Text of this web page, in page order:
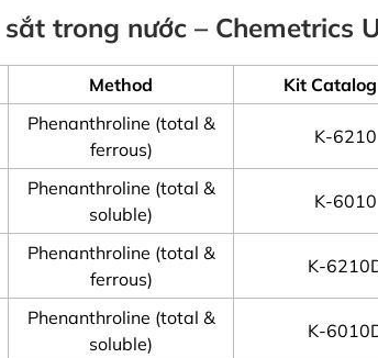
trong nước – Chemetrics
Method Kit
Phenanthroline (total &
ferrous)
K-6210
Phenanthroline (total &
soluble)
K-6010
Phenanthroline (total &
ferrous)
K-
Phenanthroline (total &
soluble)
K-